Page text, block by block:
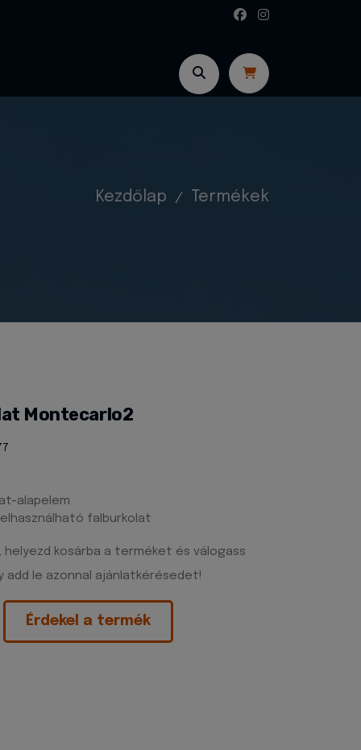
Kezdőlap Termékek
Montecarlo2
alapelem
falburkolat
kosárba a terméket és válogass
add le azonnal ajánlatkérésedet!
Érdekel a termék